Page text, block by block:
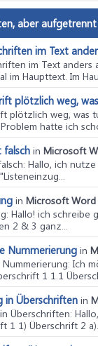
aber
im Text
im Text anders
im Haupttext. Im
plötzlich weg,
plötzlich weg, was
hatte ich
falsch in Microsoft
: Hallo, ich
in Microsoft Word
: Hallo! ich schreibe
2 & 3 ganz...
Nummerierung in
: Ich
1 1.1
in Überschriften in
Überschriften:
1 1) Überschrift 2